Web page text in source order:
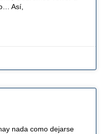
Así,
nada como dejarse